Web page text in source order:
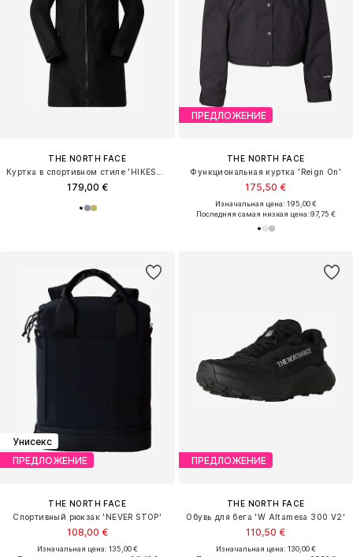
THE NORTH FACE
179,00 €
ПРЕДЛОЖЕНИЕ
THE NORTH FACE
Функциональная куртка 'Reign On'
175,50 €
Изначальная цена: 195,00 €
Последняя самая низкая цена:97,75 €
Унисекс
ПРЕДЛОЖЕНИЕ
THE NORTH FACE
Спортивный рюкзак 'NEVER STOP'
108,00 €
Изначальная цена: 135,00 €
ПРЕДЛОЖЕНИЕ
THE NORTH FACE
Обувь для бега 'W Altamesa 300 V2'
110,50 €
Изначальная цена: 130,00 €